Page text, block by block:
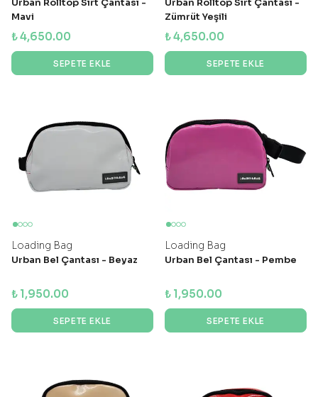
Urban Rolltop Sırt Çantası -
Mavi
₺ 4,650.00
SEPETE EKLE
Urban Rolltop Sırt Çantası -
Zümrüt Yeşili
₺ 4,650.00
SEPETE EKLE
Loading Bag
Urban Bel Çantası - Beyaz
₺ 1,950.00
SEPETE EKLE
Loading Bag
Urban Bel Çantası - Pembe
₺ 1,950.00
SEPETE EKLE